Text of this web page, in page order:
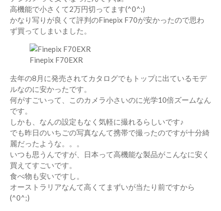
高機能で小さくて2万円切ってます(^0^;)
かなり写りが良くて評判のFinepix F70が安かったので思わ
ず買ってしまいました。
Finepix F70EXR
去年の8月に発売されてカタログでもトップに出ているモデ
ルなのに安かったです。
何がすごいって、このカメラ小さいのに光学10倍ズームなん
です。
しかも、なんの設定もなく気軽に撮れるらしいです♪
でも昨日のいちごの写真なんて携帯で撮ったのですが十分綺
麗だったような。。。
いつも思うんですが、日本って高機能な製品がこんなに安く
買えてすごいです。
食べ物も安いですし。
オーストラリアなんて高くてまずいが当たり前ですから
(^0^;)